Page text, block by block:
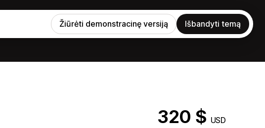
Žiūrėti demonstracinę versiją Išbandyti temą
320 $ USD